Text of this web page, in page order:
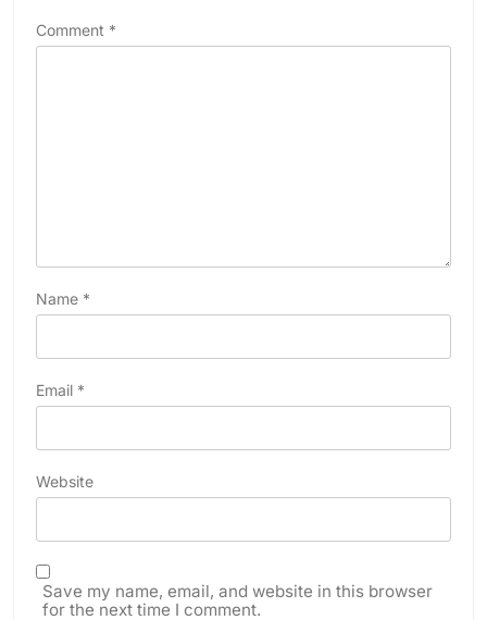
Comment *
Name *
Email *
Website
Save my name, email, and website in this browser
for the next time I comment.